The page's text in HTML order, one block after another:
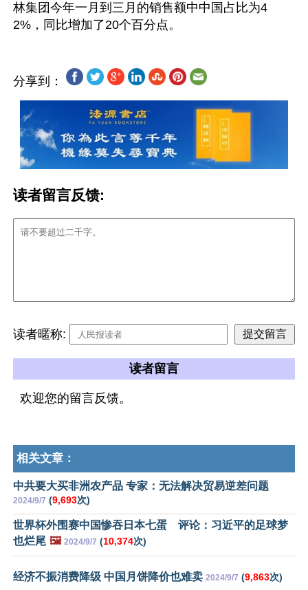
林集团今年一月到三月的销售额中中国占比为4
分享到：
读者留言反馈:
读者暱称:
读者留言
欢迎您的留言反馈。
相关文章：
中共要大买非洲农产品 专家：无法解决贸易逆差问题
2024/9/7 (9,693次)
世界杯外围赛中国惨吞日本七蛋 评论：习近平的足球梦
也烂尾 🖼️ 2024/9/7 (10,374次)
经济不振消费降级 中国月饼降价也难卖 2024/9/7 (9,863次)